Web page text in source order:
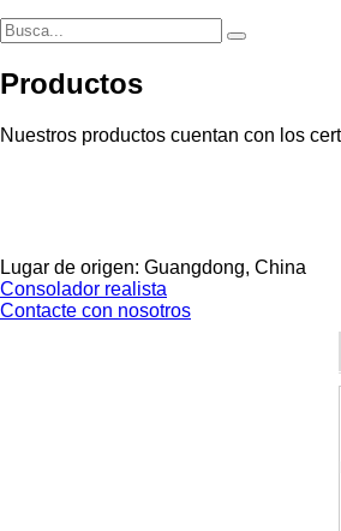
Productos
Nuestros productos cuentan con los
Lugar de origen: Guangdong, China
Consolador realista
Contacte con nosotros